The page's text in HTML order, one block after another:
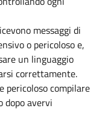
messaggi di
o pericoloso e,
un linguaggio
correttamente.
pericoloso compilare
dopo avervi